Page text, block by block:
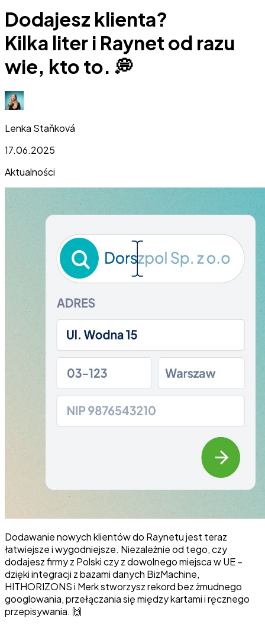
Dodajesz klienta?
Kilka liter i Raynet od razu
wie, kto to. 💭
Lenka Staňková
17.06.2025
Aktualności
Dodawanie nowych klientów do Raynetu jest teraz
łatwiejsze i wygodniejsze. Niezależnie od tego, czy
dodajesz firmy z Polski czy z dowolnego miejsca w UE –
dzięki integracji z bazami danych BizMachine,
HITHORIZONS i Merk stworzysz rekord bez żmudnego
googlowania, przełączania się między kartami i ręcznego
przepisywania. 🙌